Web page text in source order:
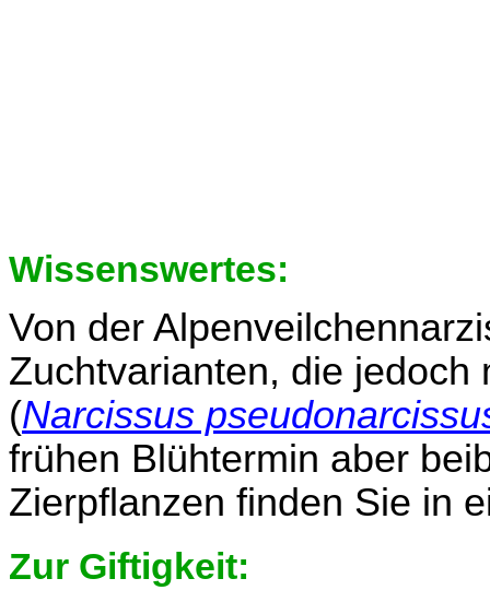
Wissenswertes:
Von der
Zuchtvarianten, die
(Narcissus
frühen Blühtermin aber
Zierpflanzen finden Sie in
Zur Giftigkeit: